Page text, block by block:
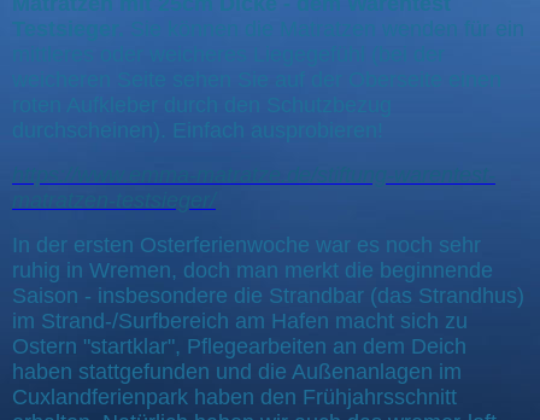
Sie können die Matratzen wenden für ein
roten Aufkleber durch den Schutzbezug
durchscheinen). Einfach ausprobieren!
In der ersten Osterferienwoche war es noch sehr
ruhig in Wremen, doch man merkt die beginnende
Saison - insbesondere die Strandbar (das Strandhus)
im Strand-/Surfbereich am Hafen macht sich zu
Ostern "startklar", Pflegearbeiten an dem Deich
haben stattgefunden und die Außenanlagen im
Cuxlandferienpark haben den Frühjahrsschnitt